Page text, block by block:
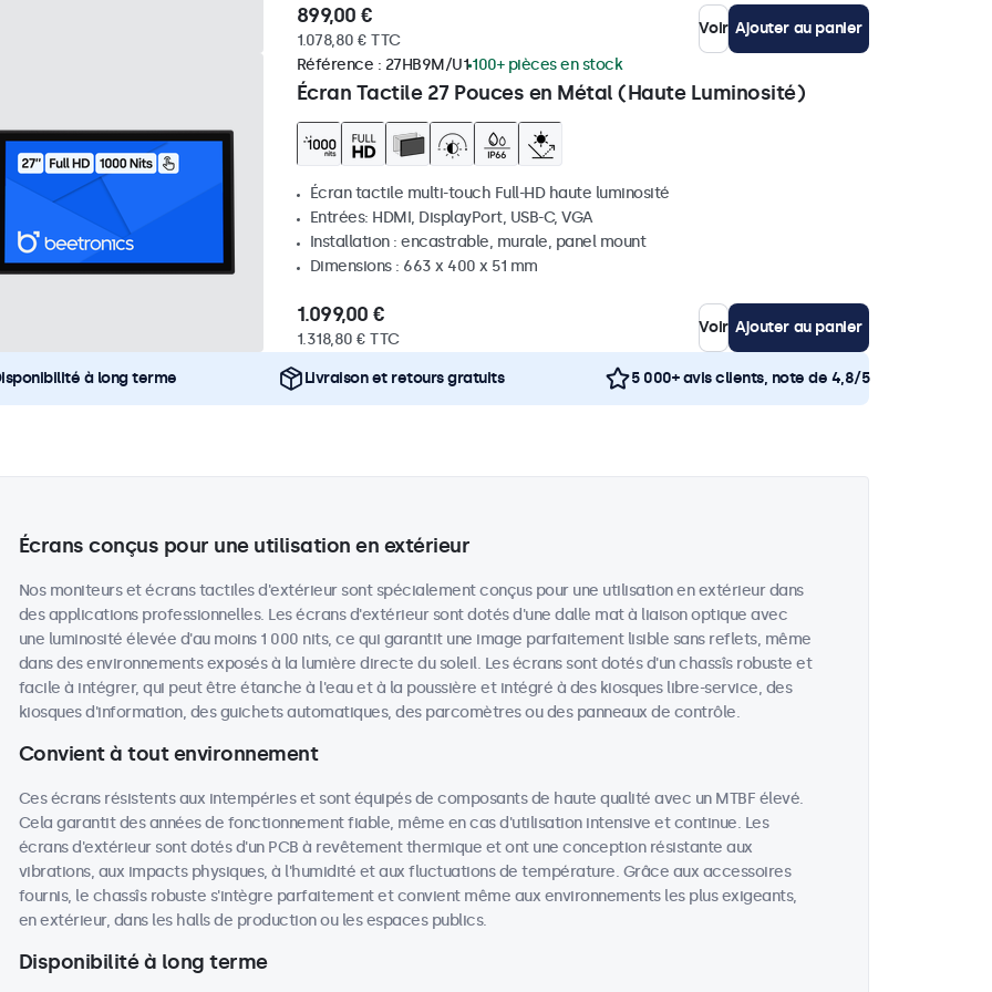
899,00 €
1.078,80 € TTC
Voir Ajouter au panier
Écran Tactile 27 Pouces en Métal (Haute Luminosité)
Référence : 27HB9M/U1 100+ pièces en stock
Écran tactile multi-touch Full-HD haute luminosité
Entrées: HDMI, DisplayPort, USB-C, VGA
Installation : encastrable, murale, panel mount
Dimensions : 663 x 400 x 51 mm
1.099,00 €
1.318,80 € TTC
Voir Ajouter au panier
à long terme Livraison et retours gratuits 5 000+ avis clients, note de 4,8/5
Écrans conçus pour une utilisation en extérieur
Nos moniteurs et écrans tactiles d'extérieur sont spécialement conçus pour une utilisation en extérieur dans
des applications professionnelles. Les écrans d'extérieur sont dotés d'une dalle mat à liaison optique avec
une luminosité élevée d'au moins 1 000 nits, ce qui garantit une image parfaitement lisible sans reflets, même
dans des environnements exposés à la lumière directe du soleil. Les écrans sont dotés d'un chassîs robuste et
facile à intégrer, qui peut être étanche à l'eau et à la poussière et intégré à des kiosques libre-service, des
kiosques d'information, des guichets automatiques, des parcomètres ou des panneaux de contrôle.
Convient à tout environnement
Ces écrans résistents aux intempéries et sont équipés de composants de haute qualité avec un MTBF élevé.
Cela garantit des années de fonctionnement fiable, même en cas d'utilisation intensive et continue. Les
écrans d'extérieur sont dotés d'un PCB à revêtement thermique et ont une conception résistante aux
vibrations, aux impacts physiques, à l'humidité et aux fluctuations de température. Grâce aux accessoires
fournis, le chassîs robuste s'intègre parfaitement et convient même aux environnements les plus exigeants,
en extérieur, dans les halls de production ou les espaces publics.
Disponibilité à long terme